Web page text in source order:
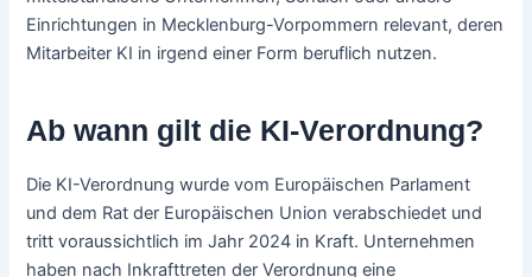
Einrichtungen in Mecklenburg-Vorpommern relevant, deren
Mitarbeiter KI in irgend einer Form beruflich nutzen.
Ab wann gilt die KI-Verordnung?
Die KI-Verordnung wurde vom Europäischen Parlament
und dem Rat der Europäischen Union verabschiedet und
tritt voraussichtlich im Jahr 2024 in Kraft. Unternehmen
haben nach Inkrafttreten der Verordnung eine